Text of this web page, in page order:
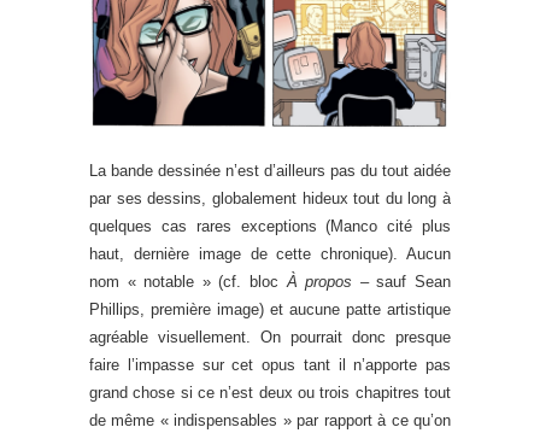
La bande dessinée n’est d’ailleurs pas du tout aidée
par ses dessins, globalement hideux tout du long à
quelques cas rares exceptions (Manco cité plus
haut, dernière image de cette chronique). Aucun
nom « notable » (cf. blocÀ propos –sauf Sean
Phillips, première image) et aucune patte artistique
agréable visuellement. On pourrait donc presque
faire l’impasse sur cet opus tant il n’apporte pas
grand chose si ce n’est deux ou trois chapitres tout
de même « indispensables » par rapport à ce qu’on